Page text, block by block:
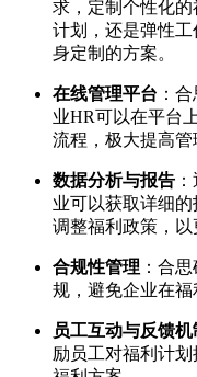
求，定制个性化
计划，还是弹性
身定制的方案。
在线管理平台 ：
业HR可以在平台
流程，极大提高管
数据分析与报告
业可以获取详细
调整福利政策，以
合规性管理 ：合
规，避免企业在福
员工互动与反馈机
励员工对福利计